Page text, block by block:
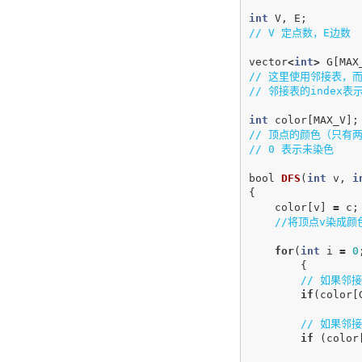
int V , E ;
// V 定点数，E边数
vector<int> G
// 这里使用邻接表，
// 邻接表的index表示
int color MAX_V ];
// 顶点的颜色（只有两
// 0 表示未染色
bool DFS ( int v ,
{
color v = c ;
//将顶点v染成颜
for( int i = 0
{
// 如果邻接
if ( color
// 如果邻接
if
( color